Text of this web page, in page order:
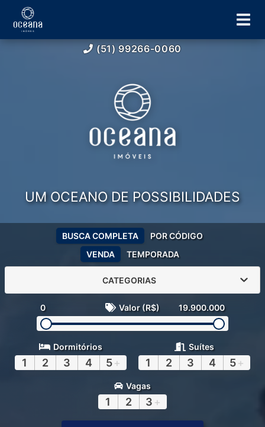
(51) 99266-0060
UM OCEANO DE POSSIBILIDADES
VENDA TEMPORADA
BUSCA COMPLETA POR CÓDIGO
CATEGORIAS
0 Valor (R$) 19.900.000
Dormitórios
1 2 3 4 5+
Suítes
1 2 3 4 5+
Vagas
1 2 3 +